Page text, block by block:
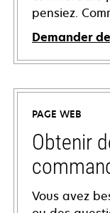
pensiez.
Demander
PAGE WEB
Obtenir
Vous avez